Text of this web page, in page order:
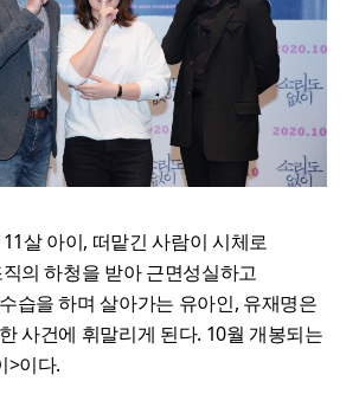
살 아이, 떠맡긴 사람이 시체로
의 하청을 받아 근면성실하고
습을 하며 살아가는 유아인, 유재명은
사건에 휘말리게 된다. 10월 개봉되는
>이다.